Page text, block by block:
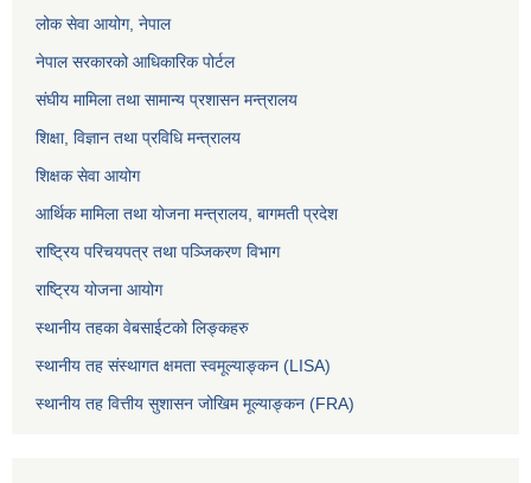
लोक सेवा आयोग, नेपाल
नेपाल सरकारको आधिकारिक पोर्टल
संघीय मामिला तथा सामान्य प्रशासन मन्त्रालय
शिक्षा, विज्ञान तथा प्रविधि मन्त्रालय
शिक्षक सेवा आयोग
आर्थिक मामिला तथा योजना मन्त्रालय, बागमती प्रदेश
राष्ट्रिय परिचयपत्र तथा पञ्जिकरण विभाग
राष्ट्रिय योजना आयोग
स्थानीय तहका वेबसाईटको लिङ्कहरु
स्थानीय तह संस्थागत क्षमता स्वमूल्याङ्कन (LISA)
स्थानीय तह वित्तीय सुशासन जोखिम मूल्याङ्कन (FRA)